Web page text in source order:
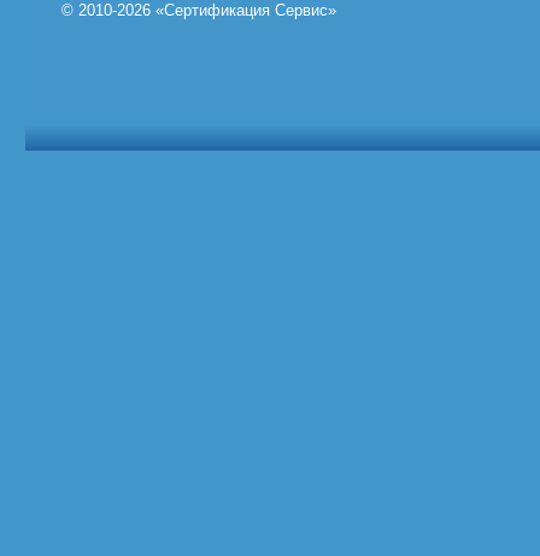
© 2010-2026 «Сертификация Сервис»